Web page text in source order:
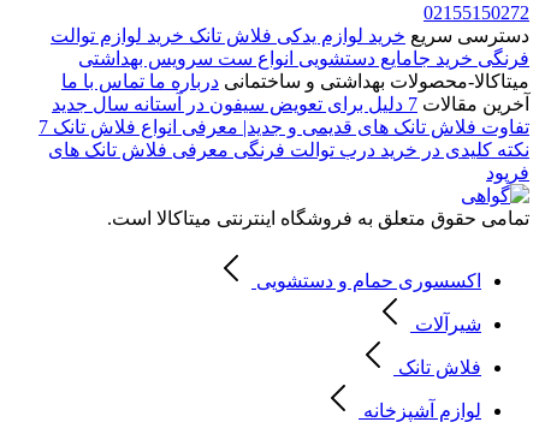
02155150272
دسترسی سریع خرید لوازم یدکی فلاش تانک خرید لوازم توالت
فرنگی خرید جامایع دستشویی انواع ست سرویس بهداشتی
میتاکالا-محصولات بهداشتی و ساختمانی درباره ما تماس با ما
آخرین مقالات 7 دلیل برای تعویض سیفون در آستانه سال جدید
تفاوت فلاش تانک های قدیمی و جدید| معرفی انواع فلاش تانک 7
نکته کلیدی در خرید درب توالت فرنگی معرفی فلاش تانک های
فرپود
تمامی حقوق متعلق به فروشگاه اینترنتی میتاکالا است.
اکسسوری حمام و دستشویی
شیرآلات
فلاش تانک
لوازم آشپزخانه